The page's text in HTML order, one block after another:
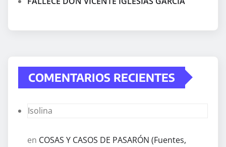
COMENTARIOS RECIENTES
Isolina
en COSAS Y CASOS DE PASARÓN (Fuentes,